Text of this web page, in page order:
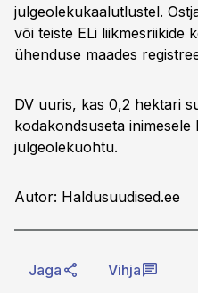
julgeolekukaalutlustel.
või teiste ELi liikmesriikide
ühenduse maades
DV uuris, kas 0,2 hektari
kodakondsuseta
julgeolekuohtu.
Autor: Haldusuudised.ee
Jaga Vihja